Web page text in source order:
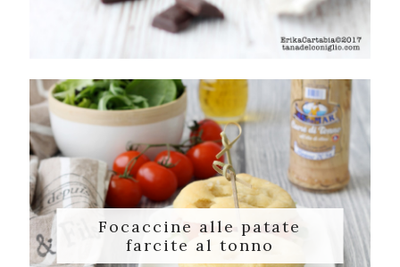
Focaccine alle patate
farcite al tonno